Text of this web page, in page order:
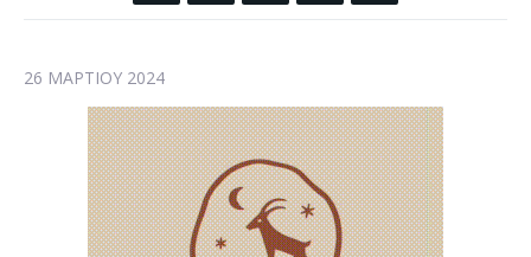
26 ΜΑΡΤΊΟΥ 2024